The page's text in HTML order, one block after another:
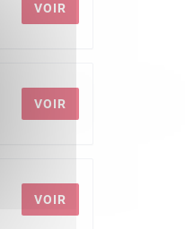
VOIR
VOIR
VOIR